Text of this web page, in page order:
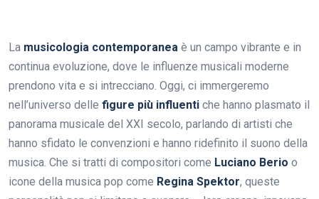
La musicologia contemporanea è un campo vibrante e in
continua evoluzione, dove le influenze musicali moderne
prendono vita e si intrecciano. Oggi, ci immergeremo
nell’universo delle figure più influenti che hanno plasmato il
panorama musicale del XXI secolo, parlando di artisti che
hanno sfidato le convenzioni e hanno ridefinito il suono della
musica. Che si tratti di compositori come Luciano Berio o
icone della musica pop come Regina Spektor, queste